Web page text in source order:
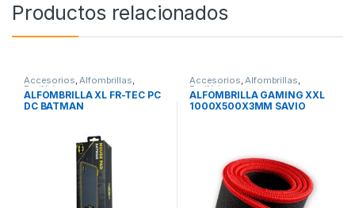
Productos relacionados
Accesorios,Alfombrillas,
Periféricos
ALFOMBRILLA XL FR-TEC PC
DC BATMAN
Accesorios,Alfombrillas,
Periféricos
ALFOMBRILLA GAMING XXL
1000X500X3MM SAVIO